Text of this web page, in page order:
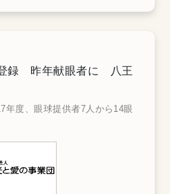
録 昨年献眼者に 八王
度、眼球提供者7人から14眼